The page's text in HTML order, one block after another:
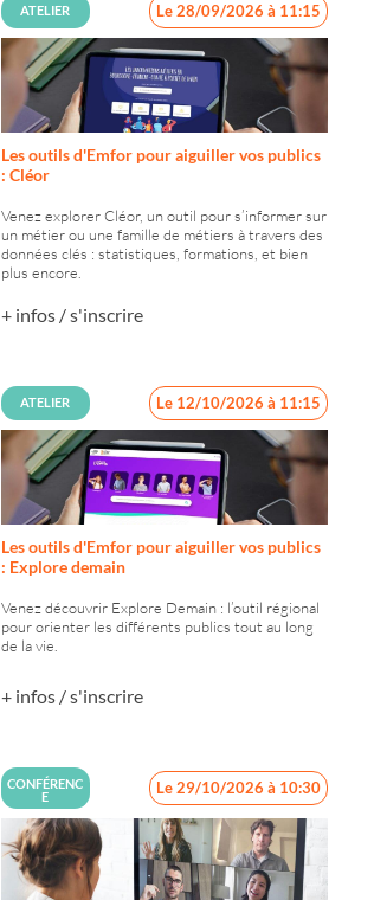
ATELIER Le 28/09/2026 à 11:15
Les outils d'Emfor pour aiguiller vos publics
: Cléor
Venez explorer Cléor, un outil pour s’informer sur
un métier ou une famille de métiers à travers des
données clés : statistiques, formations, et bien
plus encore.
+ infos / s'inscrire
ATELIER Le 12/10/2026 à 11:15
Les outils d'Emfor pour aiguiller vos publics
: Explore demain
Venez découvrir Explore Demain : l’outil régional
pour orienter les différents publics tout au long
de la vie.
+ infos / s'inscrire
CONFÉRENC
E
Le 29/10/2026 à 10:30